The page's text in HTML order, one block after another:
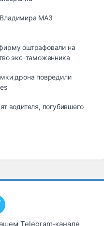
МАЗ
оштрафовали на
экс-таможенника
дрона повредили
водителя, погубившего
Telegram‑канале